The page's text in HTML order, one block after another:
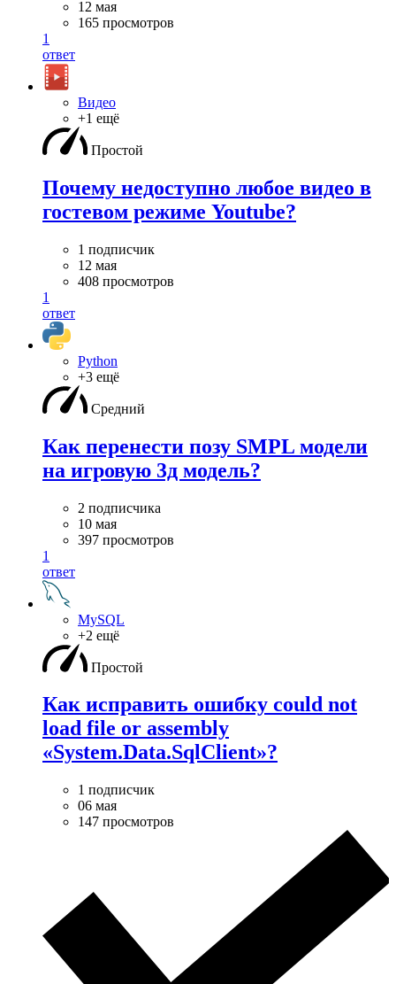
12 мая
165 просмотров
1
ответ
Видео
+1 ещё
Простой
Почему недоступно любое видео в
гостевом режиме Youtube?
1 подписчик
12 мая
408 просмотров
1
ответ
Python
+3 ещё
Средний
Как перенести позу SMPL модели
на игровую 3д модель?
2 подписчика
10 мая
397 просмотров
1
ответ
MySQL
+2 ещё
Простой
Как исправить ошибку could not
load file or assembly
«System.Data.SqlClient»?
1 подписчик
06 мая
147 просмотров